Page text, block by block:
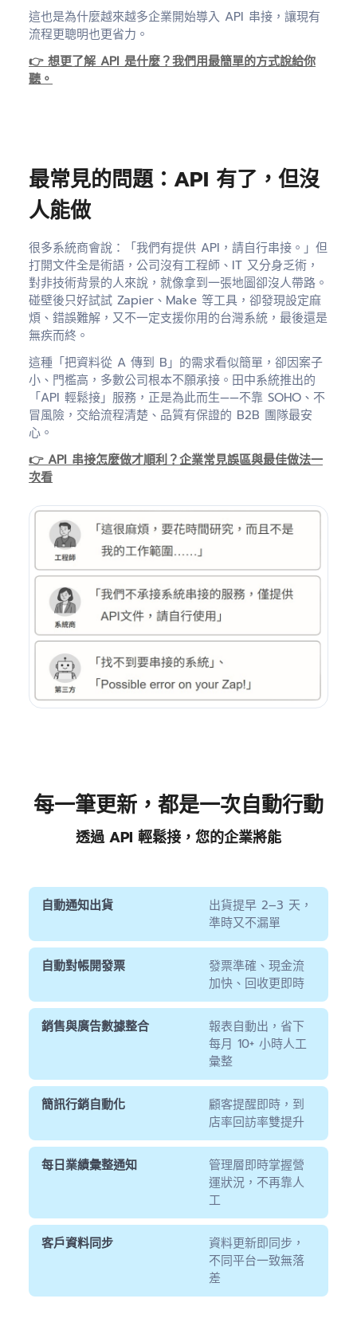
這也是為什麼越來越多企業開始導入 API 串接，讓現有
流程更聰明也更省力。
👉 想更了解 API 是什麼？我們用最簡單的方式說給你
聽。
最常見的問題：API 有了，但沒
人能做
很多系統商會說：「我們有提供 API，請自行串接。」但
打開文件全是術語，公司沒有工程師、IT 又分身乏術，
對非技術背景的人來說，就像拿到一張地圖卻沒人帶路。
碰壁後只好試試 Zapier、Make 等工具，卻發現設定麻
煩、錯誤難解，又不一定支援你用的台灣系統，最後還是
無疾而終。
這種「把資料從 A 傳到 B」的需求看似簡單，卻因案子
小、門檻高，多數公司根本不願承接。田中系統推出的
「API 輕鬆接」服務，正是為此而生——不靠 SOHO、不
冒風險，交給流程清楚、品質有保證的 B2B 團隊最安
心。
👉 API 串接怎麼做才順利？企業常見誤區與最佳做法一
次看
每一筆更新，都是一次自動行動
透過 API 輕鬆接，您的企業將能
自動通知出貨
出貨提早 2–3 天，
準時又不漏單
自動對帳開發票
發票準確、現金流
加快、回收更即時
銷售與廣告數據整合
報表自動出，省下
每月 10+ 小時人工
彙整
簡訊行銷自動化
顧客提醒即時，到
店率回訪率雙提升
每日業績彙整通知
管理層即時掌握營
運狀況，不再靠人
工
客戶資料同步
資料更新即同步，
不同平台一致無落
差